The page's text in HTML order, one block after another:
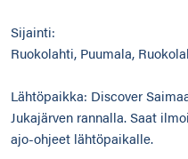
Sijainti:
Ruokolahti, Puumala,
Lähtöpaikka: Discover
Jukajärven rannalla. Saat
ajo-ohjeet lähtöpaikalle.